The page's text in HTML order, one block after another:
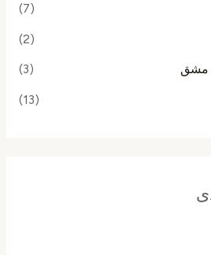
(7)
(2)
مشق (3)
(13)